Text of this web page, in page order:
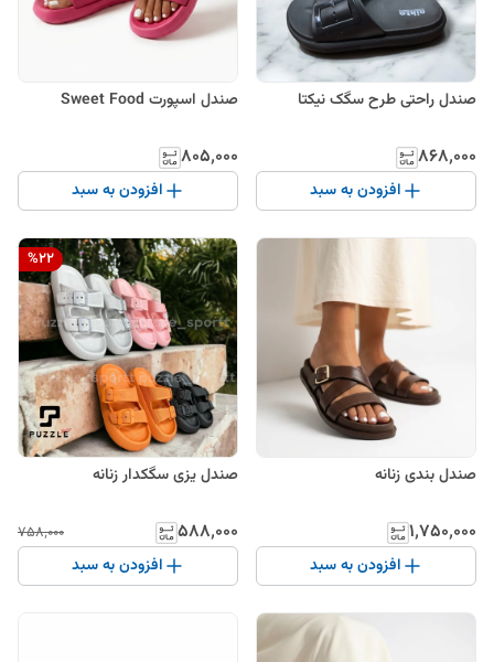
صندل راحتی طرح سگک نیکتا
۸۶۸٬۰۰۰
افزودن به سبد
صندل اسپورت Sweet Food
۸۰۵٬۰۰۰
افزودن به سبد
صندل بندی زنانه
۱٬۷۵۰٬۰۰۰
افزودن به سبد
%22
صندل یزی سگکدار زنانه
۵۸۸٬۰۰۰ ۷۵۸٬۰۰۰
افزودن به سبد